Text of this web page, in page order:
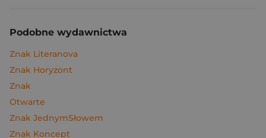
Podobne wydawnictwa
Znak Literanova
Znak Horyzont
Znak
Otwarte
Znak JednymSłowem
Znak Koncept